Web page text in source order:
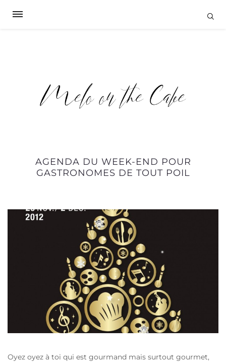
AGENDA DU WEEK-END POUR
GASTRONOMES DE TOUT POIL
Oyez oyez à toi qui est gourmand mais surtout gourmet,